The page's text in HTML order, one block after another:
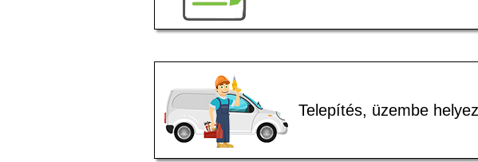
Telepítés, üzembe